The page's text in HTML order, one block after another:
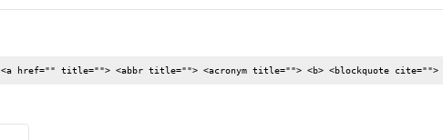
<a href="" title=""> <abbr title=""> <acronym title=""> <b> <blockquote cite="">